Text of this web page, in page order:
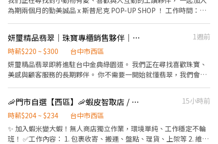
少排班4天，假日一定要可配合排班) 🌸上班地點🌸 北屯軍功 - 智取
台中市北區中清路一段 西屯工業 - 智取店▸台中市西屯區工業區一路
西屯逢甲 - 智取店▸台中市西屯區逢甲路 新西屯永福 - 智取店▸台中
市西屯區永福路 (HD門市，可不支援) 台中向上 - 智取店▸台中市西
區向上路一段 🚨🚨門市缺額每日會有變動，主要缺額以面試當天為
準😊 ▁▁▁▁▁▁▁▁▁▁▁▁▁▁▁▁▁▁▁ 🚨預約面試♡快速
安排👉https://lin.ee/OUI2Tm1 ♡截圖職缺文♡私訊留下 ⌜姓名✚
電話✚地區⌟♡ 📞諮詢電話：0908-925-796📲𝐊𝐞𝐥𝐥𝐲📞 ▸電話未接請
加𝐋𝐈𝐍𝐄並留言，訊息必回覆◂ ⭕️免費諮詢⭕️安心上工┃❌求職免收
費❌絕無詐騙
伴。 門市營運是一個講求團隊合作的工作，每個人都需要互相支
援、共同完成每天的營運目標。因此，只要是門市營運所需的工
作，都需要一起參與、一起完成。 符合上述條件者，歡迎投遞履
歷。我們將依履歷內容安排面試，期待找到認同品牌理念、願意與
為期兩個月的勤美誠品 x 斯普尼克 POP-UP SHOP ！ 工作時間：
日常、支援社群素材蒐集 4.配合門市活動，進行簡單的現場支援 5.
協助收銀與基本營運事務 ． 【我們希望你】 1.喜歡動物，對寵物相
關工作有興趣 2.樂於與人互動，個性親切有耐心 3.願意主動學習，
配合團隊工作節奏 4.每週每週 2～4 天，每班 5～8 小時 ． 【加分條
妍璽精品翡翠｜珠寶專櫃銷售夥伴｜時薪220元＋銷售獎金
1週前
時薪$220 ~ $300
台中市西區
妍璽精品翡翠即將進駐台中金典綠園道。 我們正在尋找喜歡珠寶、
美感與顧客服務的長期夥伴。 你不需要一開始就懂翡翠，我們會提
到適合自己的作品。 這不只是一份臨時補班的工作。如果你希望累
積珠寶專業、百貨銷售與品牌服務經驗，妍璽也願意提供清楚的培
訓與成長方向。 合作期間表現穩定、通過培訓，且雙方發展方向一
致者，未來將優先納入品牌長期人才培育與職務發展規劃。 工作內
🦐門市自選【西區】🦐蝦皮智取店 / 免經驗、快速報到 💰時薪 204-234
15小時前
時薪$204 ~ $234
台中市西區
✨ 加入蝦米變大蝦！無人商店獨立作業，環境單純、工作穩定不輪
班！ ✅工作內容： 1. 包裹收寄、搬運、盤點、理貨、上架等 2. 維持